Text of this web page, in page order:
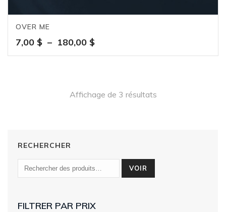
OVER ME
7,00 $ – 180,00 $Plage
de
180,00 $
Affichage de 3 résultats
RECHERCHER
VOIR
FILTRER PAR PRIX